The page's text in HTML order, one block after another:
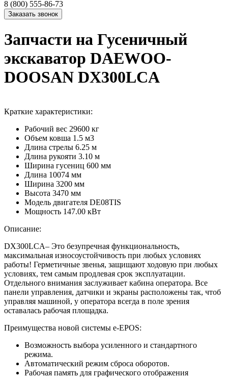
8 (800) 555-86-73
Запчасти на Гусеничный
экскаватор DAEWOO-
DOOSAN DX300LCA
Краткие характеристики:
Рабочий вес 29600 кг
Объем ковша 1.5 м3
Длина стрелы 6.25 м
Длина рукояти 3.10 м
Ширина гусениц 600 мм
Длина 10074 мм
Ширина 3200 мм
Высота 3470 мм
Модель двигателя DE08TIS
Мощность 147.00 кВт
Описание:
DX300LCA– Это безупречная функциональность,
максимальная износоустойчивость при любых условиях
работы! Герметичные звенья, защищают ходовую при любых
условиях, тем самым продлевая срок эксплуатации.
Отдельного внимания заслуживает кабина оператора. Все
панели управления, датчики и экраны расположены так, чтоб
управляя машиной, у оператора всегда в поле зрения
оставалась рабочая площадка.
Преимущества новой системы e-EPOS:
Возможность выбора усиленного и стандартного
режима.
Автоматический режим сброса оборотов.
Рабочая память для графического отображения